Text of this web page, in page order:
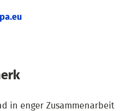
in enger Zusammenarbeit